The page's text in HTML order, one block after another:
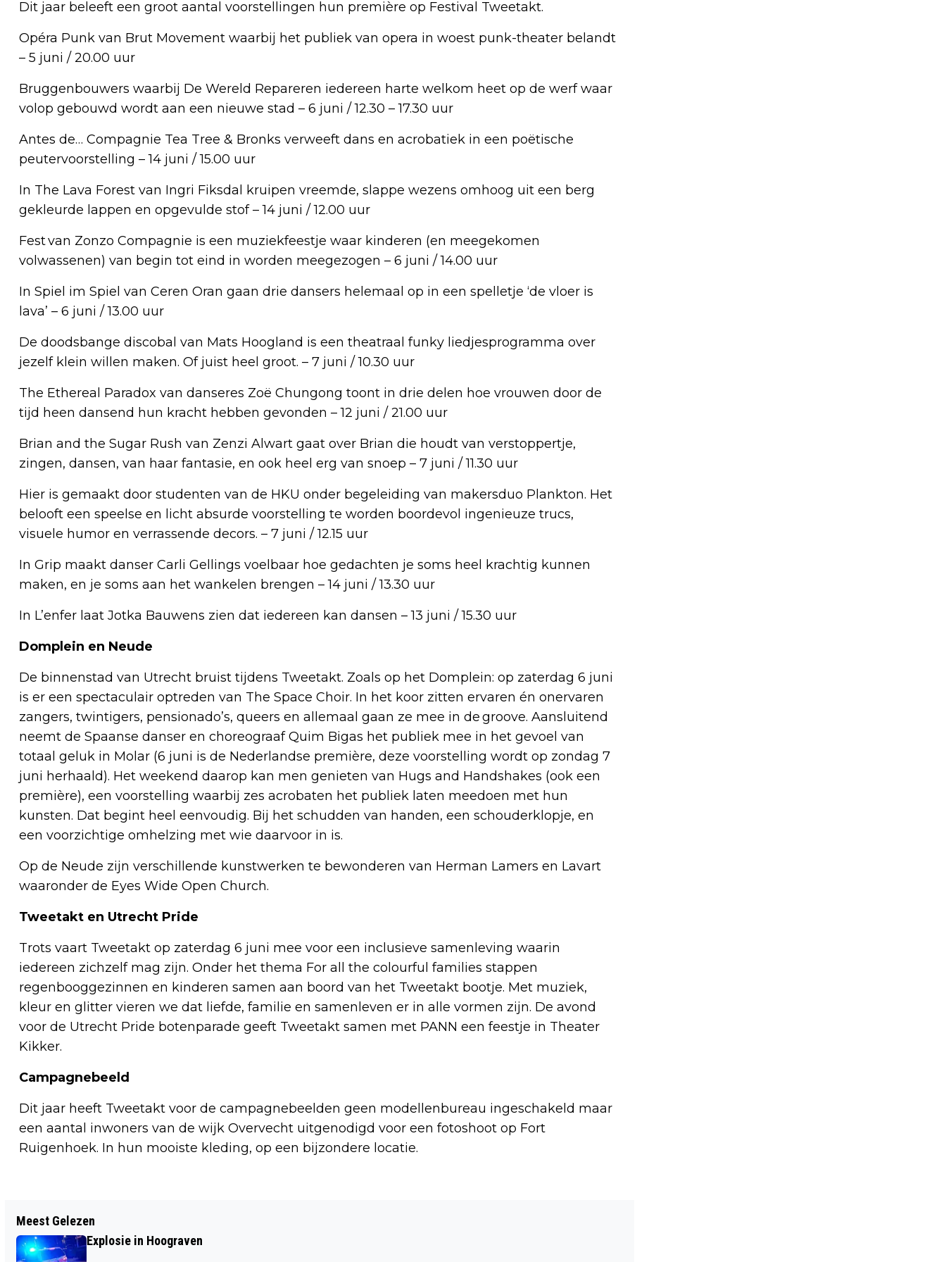
Dit jaar beleeft een groot aantal voorstellingen hun première op Festival Tweetakt.
Opéra Punk van Brut Movement waarbij het publiek van opera in woest punk-theater belandt
– 5 juni / 20.00 uur
Bruggenbouwers waarbij De Wereld Repareren iedereen harte welkom heet op de werf waar
volop gebouwd wordt aan een nieuwe stad – 6 juni / 12.30 – 17.30 uur
Antes de… Compagnie Tea Tree & Bronks verweeft dans en acrobatiek in een poëtische
peutervoorstelling – 14 juni / 15.00 uur
In The Lava Forest van Ingri Fiksdal kruipen vreemde, slappe wezens omhoog uit een berg
gekleurde lappen en opgevulde stof – 14 juni / 12.00 uur
Fest van Zonzo Compagnie is een muziekfeestje waar kinderen (en meegekomen
volwassenen) van begin tot eind in worden meegezogen – 6 juni / 14.00 uur
In Spiel im Spiel van Ceren Oran gaan drie dansers helemaal op in een spelletje ‘de vloer is
lava’ – 6 juni / 13.00 uur
De doodsbange discobal van Mats Hoogland is een theatraal funky liedjesprogramma over
jezelf klein willen maken. Of juist heel groot. – 7 juni / 10.30 uur
The Ethereal Paradox van danseres Zoë Chungong toont in drie delen hoe vrouwen door de
tijd heen dansend hun kracht hebben gevonden – 12 juni / 21.00 uur
Brian and the Sugar Rush van Zenzi Alwart gaat over Brian die houdt van verstoppertje,
zingen, dansen, van haar fantasie, en ook heel erg van snoep – 7 juni / 11.30 uur
Hier is gemaakt door studenten van de HKU onder begeleiding van makersduo Plankton. Het
belooft een speelse en licht absurde voorstelling te worden boordevol ingenieuze trucs,
visuele humor en verrassende decors. – 7 juni / 12.15 uur
In Grip maakt danser Carli Gellings voelbaar hoe gedachten je soms heel krachtig kunnen
maken, en je soms aan het wankelen brengen – 14 juni / 13.30 uur
In L’enfer laat Jotka Bauwens zien dat iedereen kan dansen – 13 juni / 15.30 uur
Domplein en Neude
De binnenstad van Utrecht bruist tijdens Tweetakt. Zoals op het Domplein: op zaterdag 6 juni
is er een spectaculair optreden van The Space Choir. In het koor zitten ervaren én onervaren
zangers, twintigers, pensionado’s, queers en allemaal gaan ze mee in de groove. Aansluitend
neemt de Spaanse danser en choreograaf Quim Bigas het publiek mee in het gevoel van
totaal geluk in Molar (6 juni is de Nederlandse première, deze voorstelling wordt op zondag 7
juni herhaald). Het weekend daarop kan men genieten van Hugs and Handshakes (ook een
première), een voorstelling waarbij zes acrobaten het publiek laten meedoen met hun
kunsten. Dat begint heel eenvoudig. Bij het schudden van handen, een schouderklopje, en
een voorzichtige omhelzing met wie daarvoor in is.
Op de Neude zijn verschillende kunstwerken te bewonderen van Herman Lamers en Lavart
waaronder de Eyes Wide Open Church.
Tweetakt en Utrecht Pride
Trots vaart Tweetakt op zaterdag 6 juni mee voor een inclusieve samenleving waarin
iedereen zichzelf mag zijn. Onder het thema For all the colourful families stappen
regenbooggezinnen en kinderen samen aan boord van het Tweetakt bootje. Met muziek,
kleur en glitter vieren we dat liefde, familie en samenleven er in alle vormen zijn. De avond
voor de Utrecht Pride botenparade geeft Tweetakt samen met PANN een feestje in Theater
Kikker.
Campagnebeeld
Dit jaar heeft Tweetakt voor de campagnebeelden geen modellenbureau ingeschakeld maar
een aantal inwoners van de wijk Overvecht uitgenodigd voor een fotoshoot op Fort
Ruigenhoek. In hun mooiste kleding, op een bijzondere locatie.
FORMATIE GAAT ALLEEN VERDER MET
GROENLINKS-PVDA EN D66
Meest Gelezen
Explosie in Hoograven